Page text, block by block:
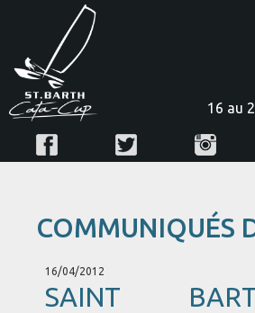
16 au
COMMUNIQUÉS
16/04/2012
SAINT